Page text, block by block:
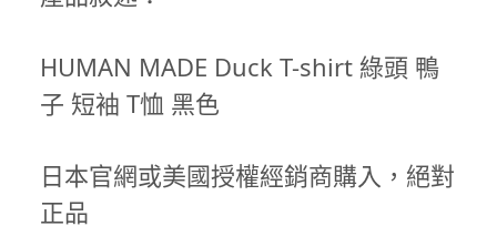
HUMAN MADE Duck T-shirt 綠頭 鴨
子 短袖 T恤 黑色
日本官網或美國授權經銷商購入，絕對
正品